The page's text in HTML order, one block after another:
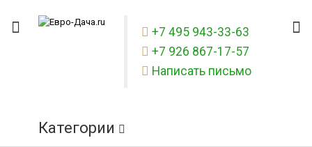
+7 495 943-33-63
+7 926 867-17-57
Написать письмо
Категории